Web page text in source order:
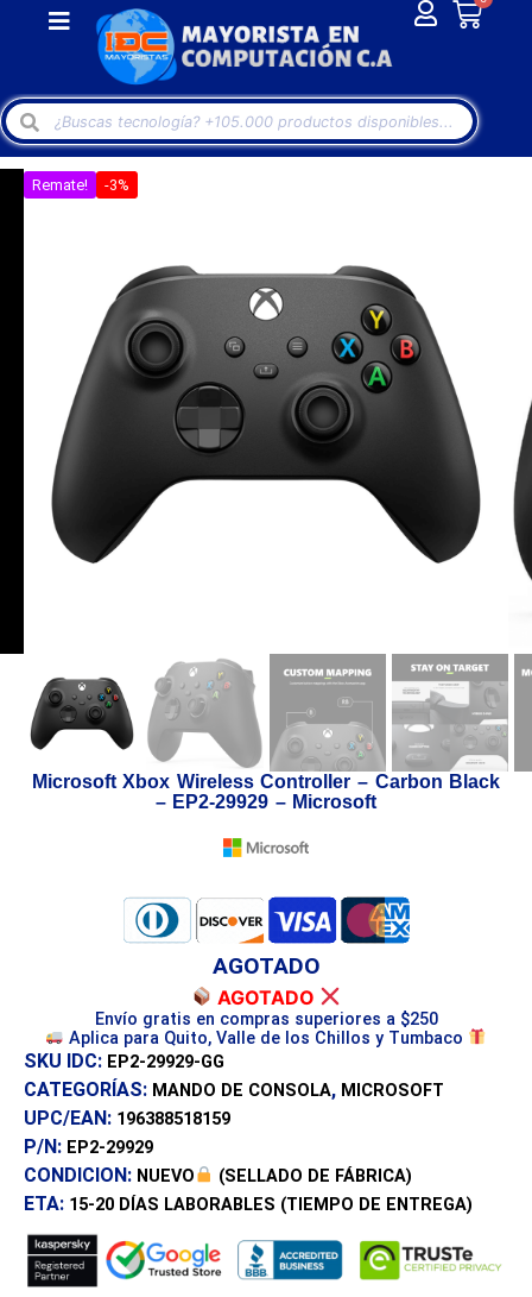
Remate! -3%
Microsoft Xbox Wireless Controller – Carbon Black
– EP2-29929 – Microsoft
AGOTADO
AGOTADO
Envío gratis en compras superiores a $250
Aplica para Quito, Valle de los Chillos y Tumbaco
SKU IDC: EP2-29929-GG
CATEGORÍAS: MANDO DE CONSOLA, MICROSOFT
UPC/EAN: 196388518159
P/N: EP2-29929
CONDICION: NUEVO (SELLADO DE FÁBRICA)
ETA: 15-20 DÍAS LABORABLES (TIEMPO DE ENTREGA)